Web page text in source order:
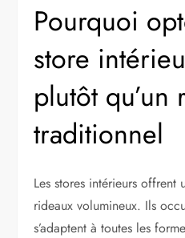
Pourquoi
store
plutôt qu’un
traditionnel
Les stores intérieurs offrent
rideaux volumineux. Ils
s’adaptent à toutes les